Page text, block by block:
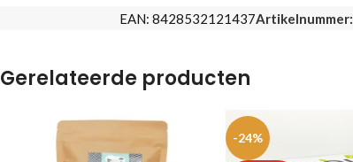
EAN: 8428532121437Artikelnummer:
Gerelateerde producten
-24%